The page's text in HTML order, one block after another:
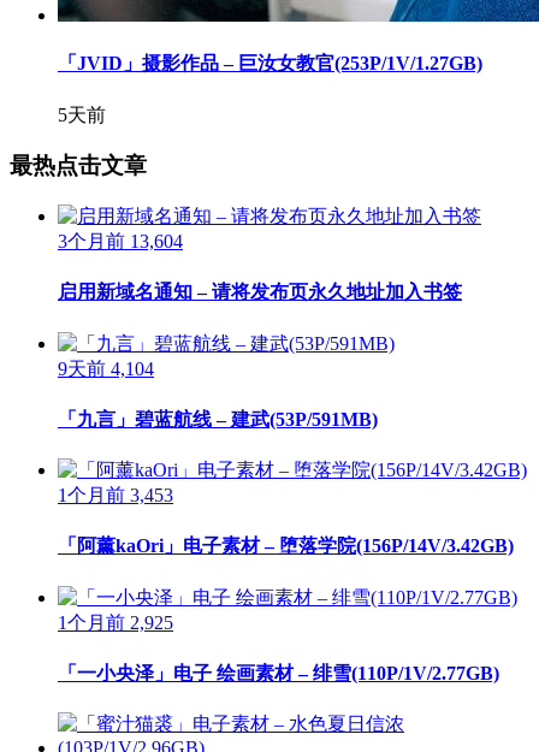
「JVID」摄影作品 – 巨汝女教官(253P/1V/1.27GB)
5天前
最热点击文章
3个月前 13,604
启用新域名通知 – 请将发布页永久地址加入书签
9天前 4,104
「九言」碧蓝航线 – 建武(53P/591MB)
1个月前 3,453
「阿薰kaOri」电子素材 – 堕落学院(156P/14V/3.42GB)
1个月前 2,925
「一小央泽」电子 绘画素材 – 绯雪(110P/1V/2.77GB)